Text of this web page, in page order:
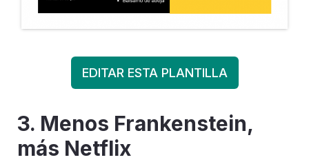
EDITAR ESTA PLANTILLA
3. Menos Frankenstein,
más Netflix